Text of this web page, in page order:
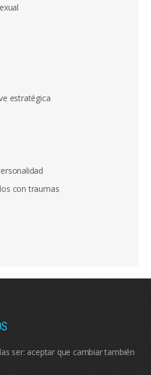
estratégica
con traumas
ser: aceptar que cambiar también